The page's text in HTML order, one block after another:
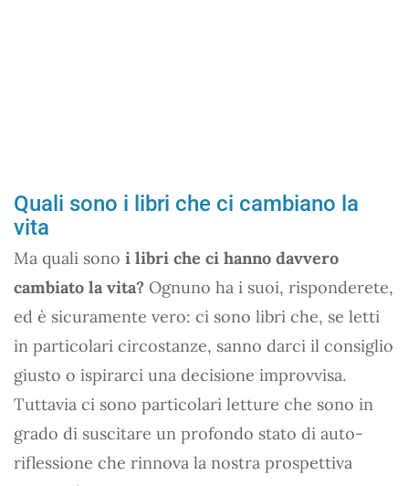
Quali sono i libri che ci cambiano la
vita
Ma quali sono i libri che ci hanno davvero
cambiato la vita? Ognuno ha i suoi, risponderete,
ed è sicuramente vero: ci sono libri che, se letti
in particolari circostanze, sanno darci il consiglio
giusto o ispirarci una decisione improvvisa.
Tuttavia ci sono particolari letture che sono in
grado di suscitare un profondo stato di auto-
riflessione che rinnova la nostra prospettiva